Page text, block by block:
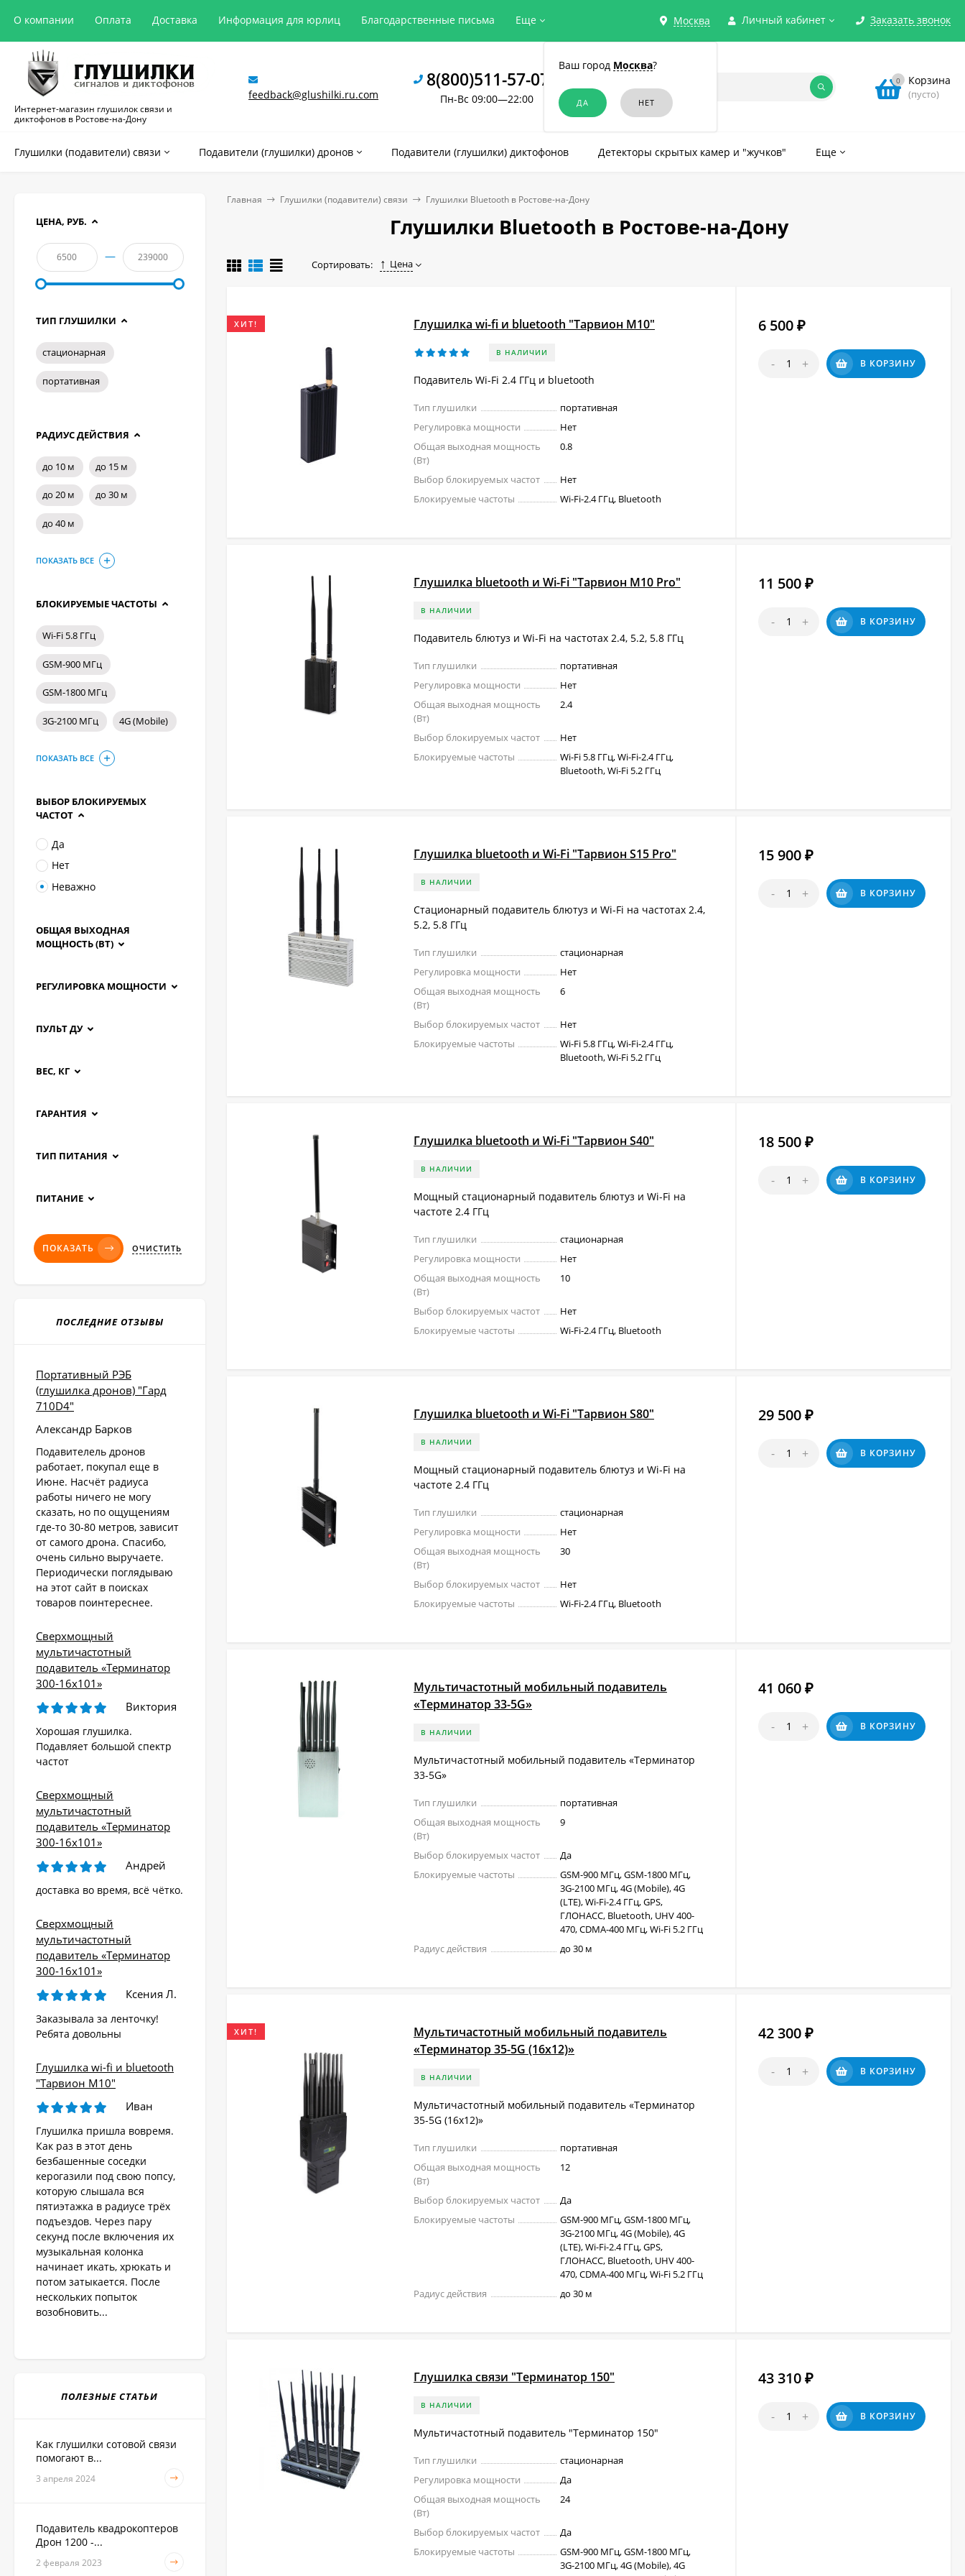
Москва
Ваш город Москва?
Личный кабинет Заказать звонок
О компании Оплата Доставка Информация для юрлиц Благодарственные письма Еще
Интернет-магазин глушилок связи и
диктофонов в Ростове-на-Дону
feedback@glushilki.ru.com
8(800)511-57-07
Пн-Вс 09:00—22:00
0 Корзина
(пусто)
Глушилки (подавители) связи Подавители (глушилки) дронов Подавители (глушилки) диктофонов Детекторы скрытых камер и "жучков" Еще
Главная Глушилки (подавители) связи Глушилки Bluetooth в Ростове-на-Дону
Глушилки Bluetooth в Ростове-на-Дону
Сортировать: Цена
ХИТ! Глушилка wi-fi и bluetooth "Тарвион M10"
В НАЛИЧИИ
Подавитель Wi-Fi 2.4 ГГц и bluetooth
Тип глушилки
портативная
Регулировка мощности
Нет
Общая выходная мощность
(Вт)
0.8
Выбор блокируемых частот
Нет
Блокируемые частоты
Wi-Fi-2.4 ГГц, Bluetooth
6 500 ₽
- + В КОРЗИНУ
Глушилка bluetooth и Wi-Fi "Тарвион M10 Pro"
В НАЛИЧИИ
Подавитель блютуз и Wi-Fi на частотах 2.4, 5.2, 5.8 ГГц
Тип глушилки
портативная
Регулировка мощности
Нет
Общая выходная мощность
(Вт)
2.4
Выбор блокируемых частот
Нет
Блокируемые частоты
Wi-Fi 5.8 ГГц, Wi-Fi-2.4 ГГц,
Bluetooth, Wi-Fi 5.2 ГГц
11 500 ₽
- + В КОРЗИНУ
Глушилка bluetooth и Wi-Fi "Тарвион S15 Pro"
В НАЛИЧИИ
Стационарный подавитель блютуз и Wi-Fi на частотах 2.4,
5.2, 5.8 ГГц
Тип глушилки
стационарная
Регулировка мощности
Нет
Общая выходная мощность
(Вт)
6
Выбор блокируемых частот
Нет
Блокируемые частоты
Wi-Fi 5.8 ГГц, Wi-Fi-2.4 ГГц,
Bluetooth, Wi-Fi 5.2 ГГц
15 900 ₽
- + В КОРЗИНУ
Глушилка bluetooth и Wi-Fi "Тарвион S40"
В НАЛИЧИИ
Мощный стационарный подавитель блютуз и Wi-Fi на
частоте 2.4 ГГц
Тип глушилки
стационарная
Регулировка мощности
Нет
Общая выходная мощность
(Вт)
10
Выбор блокируемых частот
Нет
Блокируемые частоты
Wi-Fi-2.4 ГГц, Bluetooth
18 500 ₽
- + В КОРЗИНУ
Глушилка bluetooth и Wi-Fi "Тарвион S80"
В НАЛИЧИИ
Мощный стационарный подавитель блютуз и Wi-Fi на
частоте 2.4 ГГц
Тип глушилки
стационарная
Регулировка мощности
Нет
Общая выходная мощность
(Вт)
30
Выбор блокируемых частот
Нет
Блокируемые частоты
Wi-Fi-2.4 ГГц, Bluetooth
29 500 ₽
- + В КОРЗИНУ
Мультичастотный мобильный подавитель
«Терминатор 33-5G»
В НАЛИЧИИ
Мультичастотный мобильный подавитель «Терминатор
33-5G»
Тип глушилки
портативная
Общая выходная мощность
(Вт)
9
Выбор блокируемых частот
Да
Блокируемые частоты
GSM-900 МГц, GSM-1800 МГц,
3G-2100 МГц, 4G (Mobile), 4G
(LTE), Wi-Fi-2.4 ГГц, GPS,
ГЛОНАСС, Bluetooth, UHV 400-
470, CDMA-400 МГц, Wi-Fi 5.2 ГГц
Радиус действия
до 30 м
41 060 ₽
- + В КОРЗИНУ
ХИТ!
Мультичастотный мобильный подавитель
«Терминатор 35-5G (16х12)»
В НАЛИЧИИ
Мультичастотный мобильный подавитель «Терминатор
35-5G (16х12)»
Тип глушилки
портативная
Общая выходная мощность
(Вт)
12
Выбор блокируемых частот
Да
Блокируемые частоты
GSM-900 МГц, GSM-1800 МГц,
3G-2100 МГц, 4G (Mobile), 4G
(LTE), Wi-Fi-2.4 ГГц, GPS,
ГЛОНАСС, Bluetooth, UHV 400-
470, CDMA-400 МГц, Wi-Fi 5.2 ГГц
Радиус действия
до 30 м
42 300 ₽
- + В КОРЗИНУ
Глушилка связи "Терминатор 150"
В НАЛИЧИИ
Мультичастотный подавитель "Терминатор 150"
Тип глушилки
стационарная
Регулировка мощности
Да
Общая выходная мощность
(Вт)
24
Выбор блокируемых частот
Да
Блокируемые частоты
GSM-900 МГц, GSM-1800 МГц,
3G-2100 МГц, 4G (Mobile), 4G
43 310 ₽
- + В КОРЗИНУ
ЦЕНА, РУБ.
—
ТИП ГЛУШИЛКИ
стационарная
портативная
РАДИУС ДЕЙСТВИЯ
до 10 м до 15 м
до 20 м до 30 м
до 40 м
ПОКАЗАТЬ ВСЕ
БЛОКИРУЕМЫЕ ЧАСТОТЫ
Wi-Fi 5.8 ГГц
GSM-900 МГц
GSM-1800 МГц
3G-2100 МГц 4G (Mobile)
ПОКАЗАТЬ ВСЕ
ВЫБОР БЛОКИРУЕМЫХ
ЧАСТОТ
Да
Нет
Неважно
ОБЩАЯ ВЫХОДНАЯ
МОЩНОСТЬ (ВТ)
РЕГУЛИРОВКА МОЩНОСТИ
ПУЛЬТ ДУ
ВЕС, КГ
ГАРАНТИЯ
ТИП ПИТАНИЯ
ПИТАНИЕ
ПОКАЗАТЬ ОЧИСТИТЬ
ПОСЛЕДНИЕ ОТЗЫВЫ
Портативный РЭБ
(глушилка дронов) "Гард
710D4"
Александр Барков
Подавителель дронов
работает, покупал еще в
Июне. Насчёт радиуса
работы ничего не могу
сказать, но по ощущениям
где-то 30-80 метров, зависит
от самого дрона. Спасибо,
очень сильно выручаете.
Периодически поглядываю
на этот сайт в поисках
товаров поинтереснее.
Сверхмощный
мультичастотный
подавитель «Терминатор
300-16х101»
Виктория
Хорошая глушилка.
Подавляет большой спектр
частот
Сверхмощный
мультичастотный
подавитель «Терминатор
300-16х101»
Андрей
доставка во время, всё чётко.
Сверхмощный
мультичастотный
подавитель «Терминатор
300-16х101»
Ксения Л.
Заказывала за ленточку!
Ребята довольны
Глушилка wi-fi и bluetooth
"Тарвион M10"
Иван
Глушилка пришла вовремя.
Как раз в этот день
безбашенные соседки
керогазили под свою попсу,
которую слышала вся
пятиэтажка в радиусе трёх
подъездов. Через пару
секунд после включения их
музыкальная колонка
начинает икать, хрюкать и
потом затыкается. После
нескольких попыток
возобновить...
ПОЛЕЗНЫЕ СТАТЬИ
Как глушилки сотовой связи
помогают в...
3 апреля 2024
Подавитель квадрокоптеров
Дрон 1200 -...
2 февраля 2023